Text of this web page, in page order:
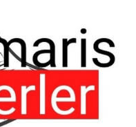
Salı 12:25 Muğla